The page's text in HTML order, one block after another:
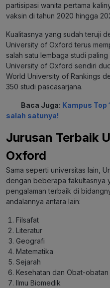
partisipasi wanita pertama
vaksin di tahun 2020 hingga
Kualitasnya yang sudah teruji
University of Oxford terus
salah satu lembaga studi
University of Oxford sendiri
World University of Rankings
350 studi pascasarjana.
Baca Juga: Kampus Top
salah satunya!
Jurusan Terbaik
Oxford
Sama seperti universitas lain,
dengan beberapa fakultasnya
pengalaman terbaik di
andalannya antara lain:
Filsafat
Literatur
Geografi
Matematika
Sejarah
Kesehatan dan Obat-obatan
Ilmu Biomedik